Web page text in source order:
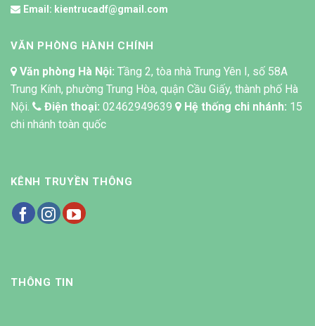
Email: kientrucadf@gmail.com
VĂN PHÒNG HÀNH CHÍNH
Văn phòng Hà Nội: Tầng 2, tòa nhà Trung Yên I, số 58A
Trung Kính, phường Trung Hòa, quận Cầu Giấy, thành phố Hà
Nội.
Điện thoại: 02462949639 Hệ thống chi nhánh: 15
chi nhánh toàn quốc
KÊNH TRUYỀN THÔNG
THÔNG TIN